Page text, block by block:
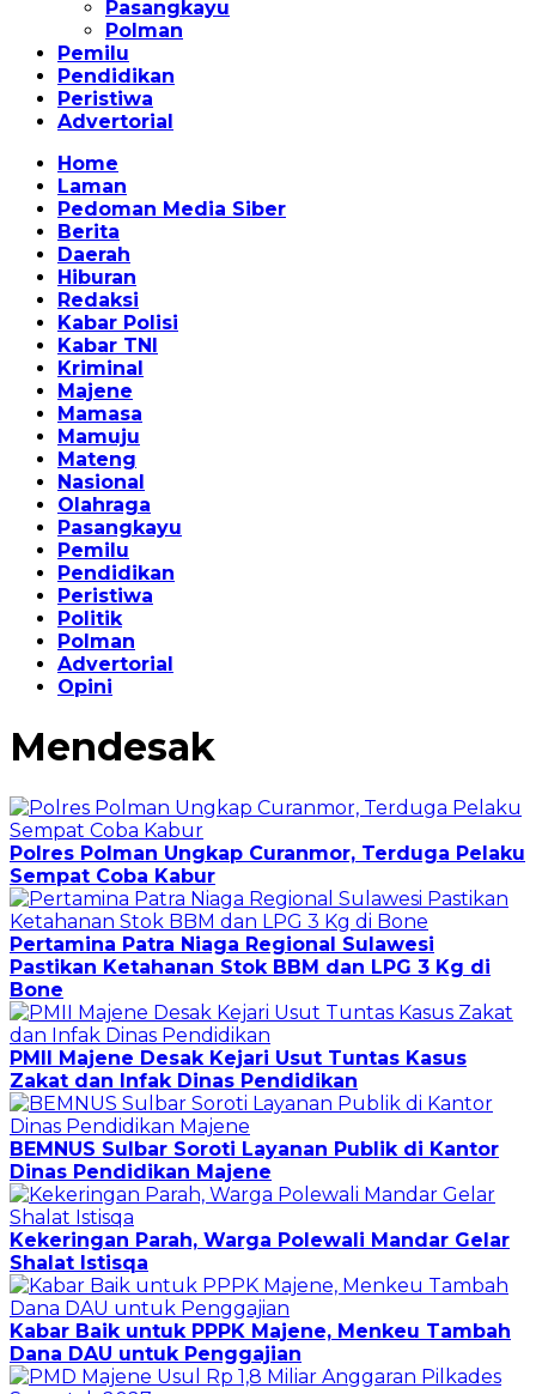
Pasangkayu
Polman
Pemilu
Pendidikan
Peristiwa
Advertorial
Home
Laman
Pedoman Media Siber
Berita
Daerah
Hiburan
Redaksi
Kabar Polisi
Kabar TNI
Kriminal
Majene
Mamasa
Mamuju
Mateng
Nasional
Olahraga
Pasangkayu
Pemilu
Pendidikan
Peristiwa
Politik
Polman
Advertorial
Opini
Mendesak
Polres Polman Ungkap Curanmor, Terduga Pelaku
Sempat Coba Kabur
Pertamina Patra Niaga Regional Sulawesi
Pastikan Ketahanan Stok BBM dan LPG 3 Kg di
Bone
PMII Majene Desak Kejari Usut Tuntas Kasus
Zakat dan Infak Dinas Pendidikan
BEMNUS Sulbar Soroti Layanan Publik di Kantor
Dinas Pendidikan Majene
Kekeringan Parah, Warga Polewali Mandar Gelar
Shalat Istisqa
Kabar Baik untuk PPPK Majene, Menkeu Tambah
Dana DAU untuk Penggajian